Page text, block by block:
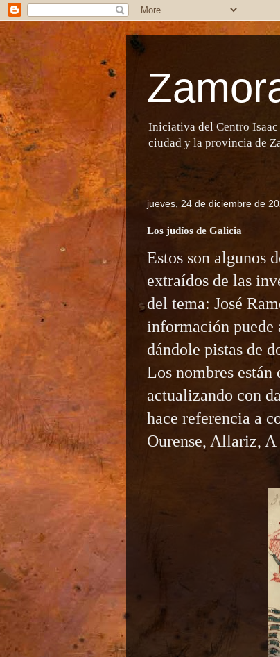
Iniciativa del Centro
ciudad y la provincia de
jueves, 24 de diciembre de
Los judíos de Galicia
Estos son algunos
extraídos de las
del tema: José
información puede
dándole pistas de
Los nombres
actualizando con
hace referencia a
Ourense, Allariz,